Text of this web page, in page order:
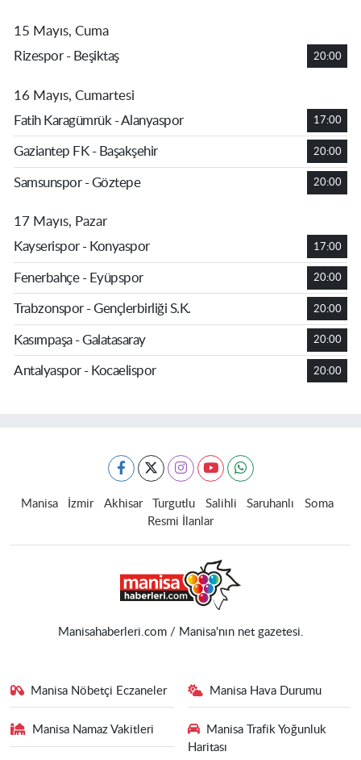
15 Mayıs, Cuma
Rizespor - Beşiktaş
20:00
16 Mayıs, Cumartesi
Fatih Karagümrük - Alanyaspor
17:00
Gaziantep FK - Başakşehir 20:00
Samsunspor - Göztepe 20:00
17 Mayıs, Pazar
Kayserispor - Konyaspor
17:00
Fenerbahçe - Eyüpspor 20:00
Trabzonspor - Gençlerbirliği S.K. 20:00
Kasımpaşa - Galatasaray 20:00
Antalyaspor - Kocaelispor 20:00
Manisa İzmir Akhisar Turgutlu Salihli Saruhanlı
Soma
Resmi İlanlar
Manisahaberleri.com / Manisa'nın net gazetesi.
Manisa Nöbetçi Eczaneler Manisa Hava Durumu
Manisa Namaz Vakitleri
Manisa Trafik Yoğunluk
Haritası